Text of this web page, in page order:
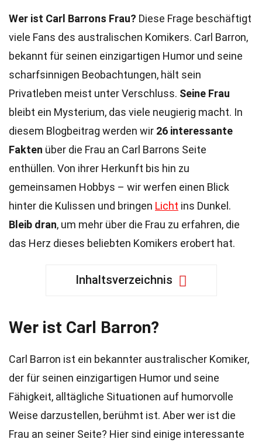
Wer ist Carl Barrons Frau? Diese Frage beschäftigt
viele Fans des australischen Komikers. Carl Barron,
bekannt für seinen einzigartigen Humor und seine
scharfsinnigen Beobachtungen, hält sein
Privatleben meist unter Verschluss. Seine Frau
bleibt ein Mysterium, das viele neugierig macht. In
diesem Blogbeitrag werden wir 26 interessante
Fakten über die Frau an Carl Barrons Seite
enthüllen. Von ihrer Herkunft bis hin zu
gemeinsamen Hobbys – wir werfen einen Blick
hinter die Kulissen und bringen Licht ins Dunkel.
Bleib dran, um mehr über die Frau zu erfahren, die
das Herz dieses beliebten Komikers erobert hat.
Inhaltsverzeichnis
Wer ist Carl Barron?
Carl Barron ist ein bekannter australischer Komiker,
der für seinen einzigartigen Humor und seine
Fähigkeit, alltägliche Situationen auf humorvolle
Weise darzustellen, berühmt ist. Aber wer ist die
Frau an seiner Seite? Hier sind einige interessante